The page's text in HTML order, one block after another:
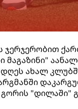
ჯერჯერობით
მაგაზინი"
ახალ
"დილაში"